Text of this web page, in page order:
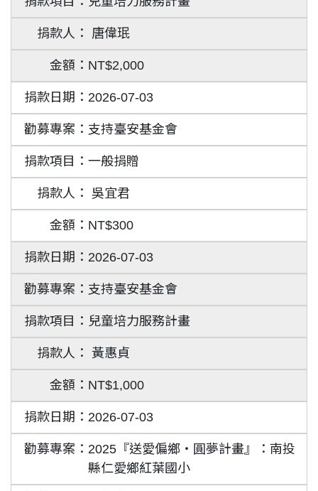
唐偉珉
NT$2,000
2026-07-03
支持臺安基金會
一般捐贈
吳宜君
NT$300
2026-07-03
支持臺安基金會
兒童培力服務計畫
黃惠貞
NT$1,000
2026-07-03
2025『送愛偏鄉‧圓夢計畫』：南投
縣仁愛鄉紅葉國小